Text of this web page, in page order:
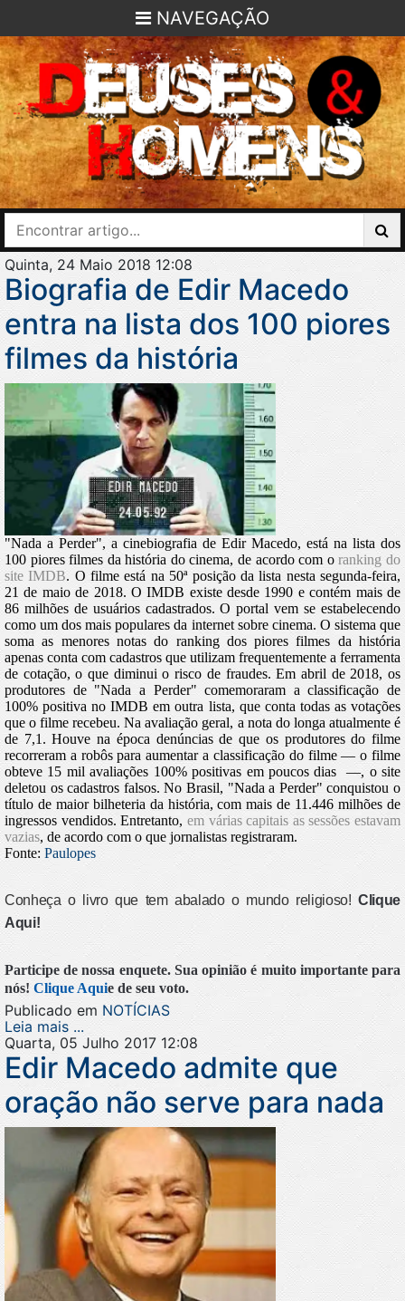
NAVEGAÇÃO
Quinta, 24 Maio 2018 12:08
Biografia de Edir Macedo
entra na lista dos 100 piores
filmes da história
"Nada a Perder", a cinebiografia de Edir Macedo, está na lista dos
100 piores filmes da história do cinema, de acordo com oranking do
site IMDB. O filme está na 50ª posição da lista nesta segunda-feira,
21 de maio de 2018. O IMDB existe desde 1990 e contém mais de
86 milhões de usuários cadastrados. O portal vem se estabelecendo
como um dos mais populares da internet sobre cinema. O sistema que
soma as menores notas do ranking dos piores filmes da história
apenas conta com cadastros que utilizam frequentemente a ferramenta
de cotação, o que diminui o risco de fraudes. Em abril de 2018, os
produtores de "Nada a Perder" comemoraram a classificação de
100% positiva no IMDB em outra lista, que conta todas as votações
que o filme recebeu. Na avaliação geral, a nota do longa atualmente é
de 7,1. Houve na época denúncias de que os produtores do filme
recorreram a robôs para aumentar a classificação do filme — o filme
obteve 15 mil avaliações 100% positivas em poucos dias —, o site
deletou os cadastros falsos. No Brasil, "Nada a Perder" conquistou o
título de maior bilheteria da história, com mais de 11.446 milhões de
ingressos vendidos. Entretanto, em várias capitais as sessões estavam
vazias, de acordo com o que jornalistas registraram.
Fonte: Paulopes
Conheça o livro que tem abalado o mundo religioso!Clique
Aqui!
Participe de nossa enquete. Sua opinião é muito importante para
nós! Clique Aquie de seu voto.
Publicado em NOTÍCIAS
Leia mais ...
Quarta, 05 Julho 2017 12:08
Edir Macedo admite que
oração não serve para nada